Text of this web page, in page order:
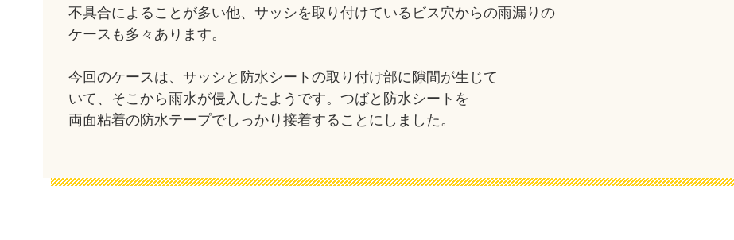
不具合によることが多い他、サッシを取り付けているビス穴からの雨漏りの
ケースも多々あります。
今回のケースは、サッシと防水シートの取り付け部に隙間が生じて
いて、そこから雨水が侵入したようです。つばと防水シートを
両面粘着の防水テープでしっかり接着することにしました。